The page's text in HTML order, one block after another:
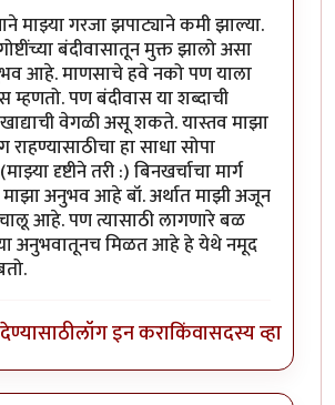
माझ्या गरजा झपाट्याने कमी झाल्या.
बंदीवासातून मुक्त झालो असा
आहे. माणसाचे हवे नको पण याला
म्हणतो. पण बंदीवास या शब्दाची
वेगळी असू शकते. यास्तव माझा
हा साधा सोपा
दृष्टीने तरी :) बिनखर्चाचा मार्ग
अनुभव आहे बॉ. अर्थात माझी अजून
आहे. पण त्यासाठी लागणारे बळ
अनुभवातूनच मिळत आहे हे येथे नमूद
लॉग इन कराकिंवासदस्य व्हा